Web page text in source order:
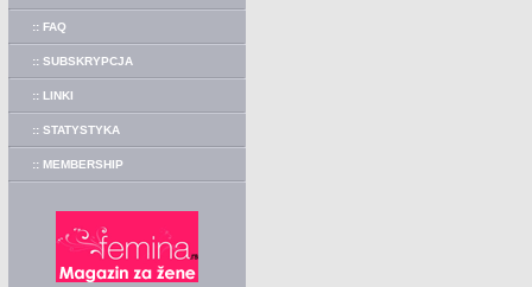
:: FAQ
:: SUBSKRYPCJA
:: LINKI
:: STATYSTYKA
:: MEMBERSHIP